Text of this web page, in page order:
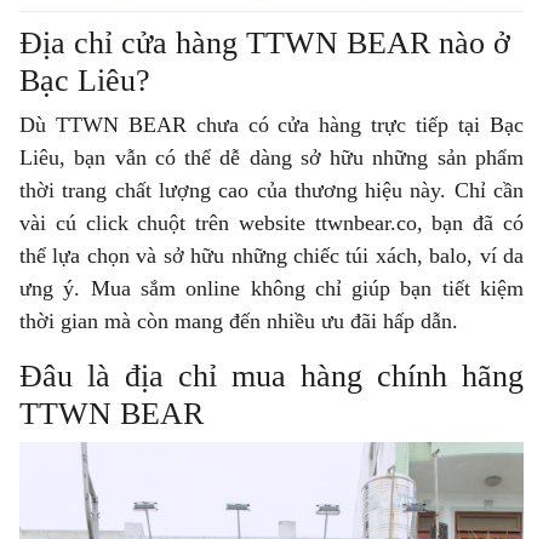
Địa chỉ cửa hàng TTWN BEAR nào ở
Bạc Liêu?
Dù TTWN BEAR chưa có cửa hàng trực tiếp tại Bạc
Liêu, bạn vẫn có thể dễ dàng sở hữu những sản phẩm
thời trang chất lượng cao của thương hiệu này. Chỉ cần
vài cú click chuột trên website ttwnbear.co, bạn đã có
thể lựa chọn và sở hữu những chiếc túi xách, balo, ví da
ưng ý. Mua sắm online không chỉ giúp bạn tiết kiệm
thời gian mà còn mang đến nhiều ưu đãi hấp dẫn.
Đâu là địa chỉ mua hàng chính hãng
TTWN BEAR